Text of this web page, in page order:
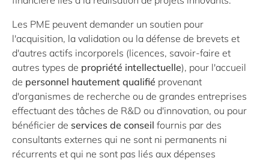
Les PME peuvent demander un soutien pour
l'acquisition, la validation ou la défense de brevets et
d'autres actifs incorporels (licences, savoir-faire et
autres types de propriété intellectuelle), pour l'accueil
de personnel hautement qualifié provenant
d'organismes de recherche ou de grandes entreprises
effectuant des tâches de R&D ou d'innovation, ou pour
bénéficier de services de conseil fournis par des
consultants externes qui ne sont ni permanents ni
récurrents et qui ne sont pas liés aux dépenses